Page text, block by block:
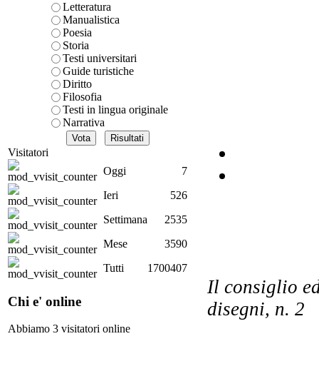
Letteratura
Manualistica
Poesia
Storia
Testi universitari
Guide turistiche
Diritto
Filosofia
Testi in lingua originale
Narrativa
Visitatori
Oggi
7
Ieri
526
Settimana
2535
Mese
3590
Tutti
1700407
Chi e' online
Abbiamo 3 visitatori online
Il consiglio
disegni, n. 2